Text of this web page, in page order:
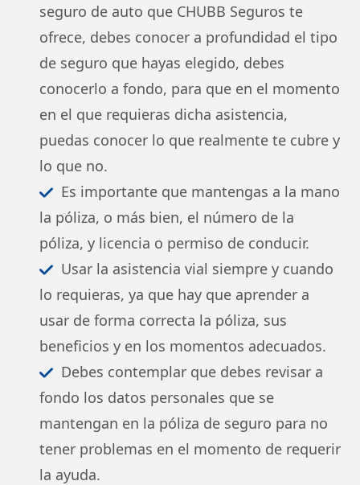
seguro de auto que CHUBB Seguros te
ofrece, debes conocer a profundidad el tipo
de seguro que hayas elegido, debes
conocerlo a fondo, para que en el momento
en el que requieras dicha asistencia,
puedas conocer lo que realmente te cubre y
lo que no.
Es importante que mantengas a la mano
la póliza, o más bien, el número de la
póliza, y licencia o permiso de conducir.
Usar la asistencia vial siempre y cuando
lo requieras, ya que hay que aprender a
usar de forma correcta la póliza, sus
beneficios y en los momentos adecuados.
Debes contemplar que debes revisar a
fondo los datos personales que se
mantengan en la póliza de seguro para no
tener problemas en el momento de requerir
la ayuda.